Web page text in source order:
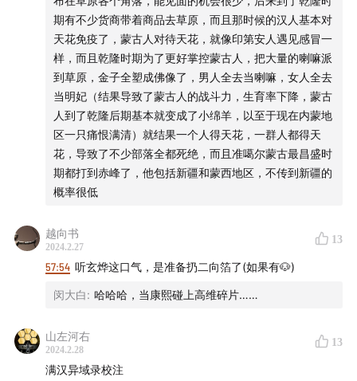
期有不少货商带着商品去草原，而且那时候的汉人基本对
天花免疫了，蒙古人对待天花，就像印第安人遇见感冒一
样，而且乾隆时期为了更好掌控蒙古人，把大量的喇嘛派
到草原，金子全塑成佛像了，男人全去当喇嘛，女人全去
当明妃（结果导致了蒙古人的战斗力，生育率下降，蒙古
人到了乾隆后期基本就变成了小绵羊，以至于现在内蒙地
区一只痛恨满清）就结果一个人得天花，一群人都得天
花，导致了不少部落全都死绝，而且准噶尔蒙古最昌盛时
期都打到赤峰了，他包括新疆和蒙西地区，不传到新疆的
概率很低
越向书
2024.2.27
13
57:54 听玄烨这口气，是准备扔二向箔了(如果有🐶)
闵大白: 哈哈哈，当康熙碰上高维碎片……
山左河右
2024.2.28
13
满汉异域录校注